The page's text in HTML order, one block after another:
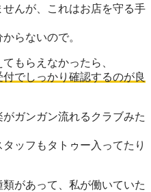
んが、これはお店を守る手
らないので。
もらえなかったら、
付でしっかり確認するのが良
ガンガン流れるクラブみた
ッフもタトゥー入ってたり
があって、私が働いていた